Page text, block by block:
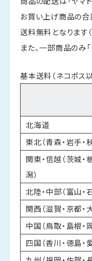
お買い上げ商品の合
送料無料となります
また、一部商品のみ
基本送料（ネコポス以
北海道
東北（青森・岩手・
関東・信越（茨城・
潟）
北陸・中部（富山・
関西（滋賀・京都・
中国（鳥取・島根・
四国（香川・徳島・